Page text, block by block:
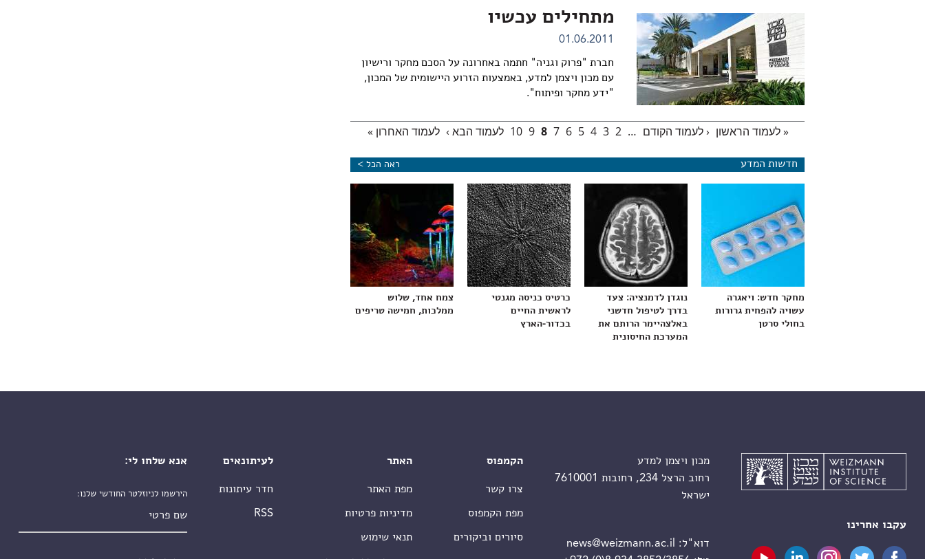
מתחילים עכשיו
01.06.2011
חברת "פרוק וגניה" חתמה באחרונה על הסכם מחקר ורישיון
עם מכון ויצמן למדע, באמצעות הזרוע היישומית של המכון,
"ידע מחקר ופיתוח".
עמודים
« לעמוד הראשון ‹ לעמוד הקודם …
2
3
4
5
6
7
8
9
10 לעמוד הבא › לעמוד האחרון »
חדשות המדע ראה הכל >
מחקר חדש: ויאגרה
עשויה להפחית גרורות
בחולי סרטן
נוגדן לדמנציה: צעד
בדרך לטיפול חדשני
באלצהיימר הרותם את
המערכת החיסונית
כרטיס כניסה מגנטי
לראשית החיים
בכדור-הארץ
צמח אחד, שלוש
ממלכות, חמישה טריפים
עקבו אחרינו
מכון ויצמן למדע
רחוב הרצל 234, רחובות 7610001
ישראל
דוא"ל:
news@weizmann.ac.il
הקמפוס
צרו קשר
מפת הקמפוס
סיורים וביקורים
האתר
מפת האתר
מדיניות פרטיות
תנאי שימוש
לעיתונאים
חדר עיתונות
RSS
אנא שלחו לי:
הירשמו לניוזלטר החודשי שלנו: